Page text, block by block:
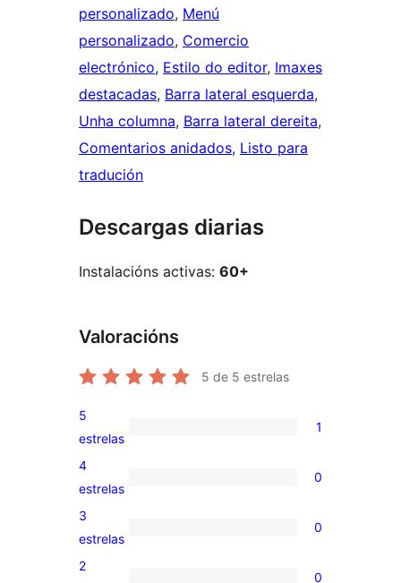
personalizado, Menú
personalizado, Comercio
electrónico, Estilo do editor, Imaxes
destacadas, Barra lateral esquerda
Unha columna, Barra lateral dereita
Comentarios anidados, Listo para
tradución
Descargas diarias
Instalacións activas: 60+
Valoracións
5 de 5 estrelas
1
valoración
de
5
estrelas
1
0
valoracións
de
4
estrelas
0
0
valoracións
3
estrelas
0
2
0